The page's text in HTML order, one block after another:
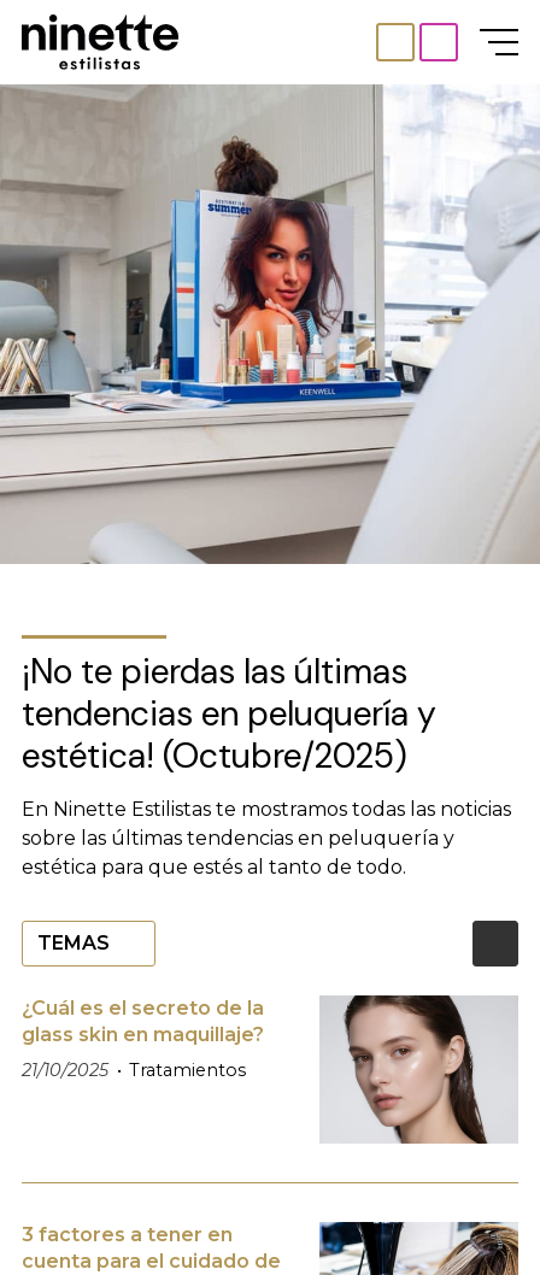
¡No te pierdas las últimas
tendencias en peluquería y
estética! (Octubre/2025)
En Ninette Estilistas te mostramos todas las noticias
sobre las últimas tendencias en peluquería y
estética para que estés al tanto de todo.
TEMAS
¿Cuál es el secreto de la
glass skin en maquillaje?
21/10/2025 Tratamientos
3 factores a tener en
cuenta para el cuidado de